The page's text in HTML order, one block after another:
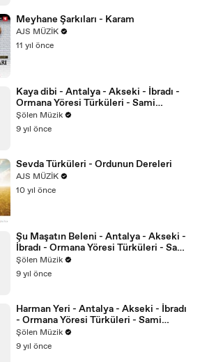
Meyhane Şarkıları - Karam
AJS MÜZİK
11 yıl önce
Kaya dibi - Antalya - Akseki - İbradı -
Ormana Yöresi Türküleri - Sami
Demircioğlu
Şölen Müzik
9 yıl önce
Sevda Türküleri - Ordunun Dereleri
AJS MÜZİK
10 yıl önce
Şu Maşatın Beleni - Antalya - Akseki -
İbradı - Ormana Yöresi Türküleri - Sami
Demircioğlu
Şölen Müzik
9 yıl önce
Harman Yeri - Antalya - Akseki - İbradı
- Ormana Yöresi Türküleri - Sami
Demircioğlu
Şölen Müzik
9 yıl önce